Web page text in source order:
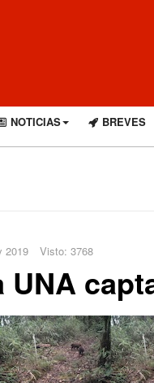
NOTICIAS BREVES
2019 Visto: 3768
UNA